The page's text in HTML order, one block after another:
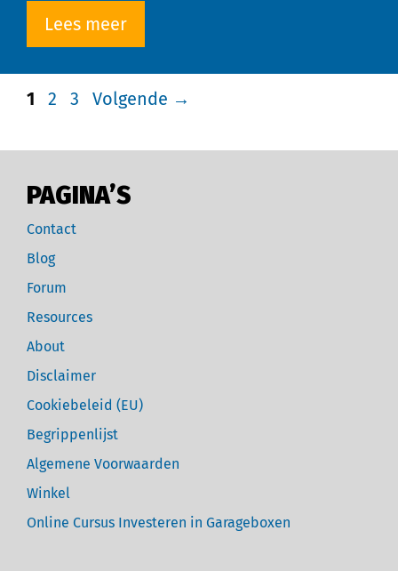
Lees meer
1 2 3 Volgende →
PAGINA’S
Contact
Blog
Forum
Resources
About
Disclaimer
Cookiebeleid (EU)
Begrippenlijst
Algemene Voorwaarden
Winkel
Online Cursus Investeren in Garageboxen